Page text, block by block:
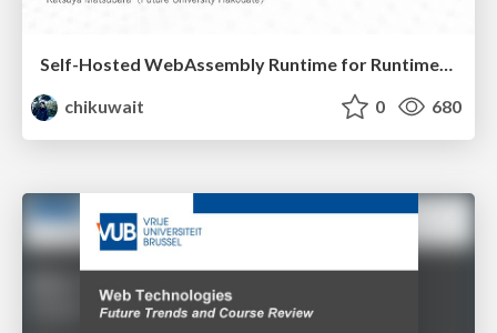
Self-Hosted WebAssembly Runtime for Runtime-Neutral Checkpoint/Restore in Edge–Cloud Continuum
chikuwait
0 680